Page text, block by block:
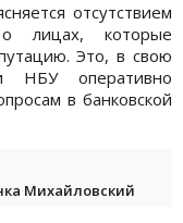
отсутствием
о лицах, которые
Это, в свою
НБУ оперативно
в банковской
Михайловский